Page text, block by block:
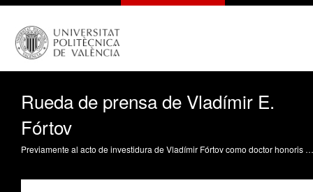
Rueda de prensa de Vladímir E.
Fórtov
Previamente al acto de investidura de Vladímir Fórtov como doctor honoris causa de la Universitat Politécnica de València, el físico ha atendido a los medios de comunicación en rueda de prensa acompañado por sus padrinos, el profesor del Departamento de Matemática Aplicada; Igor Mijail Tkachenko, el catedrático; Vicente Boria y el rector de la institución académica, Francisco Mora.